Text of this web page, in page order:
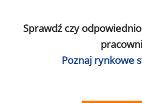
Sprawdź czy
Poznaj rynkowe